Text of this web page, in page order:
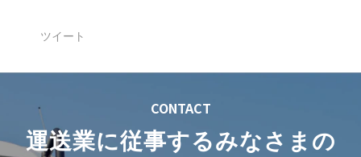
ツイート
CONTACT
運送業に従事するみなさまの